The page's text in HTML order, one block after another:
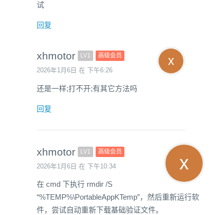
试
回复
xhmotor LV1 高级会员
2026年1月6日 在 下午6:26
还是一样;打不开;有其它方法吗
回复
xhmotor LV1 高级会员
2026年1月6日 在 下午10:34
在 cmd 下执行 rmdir /S
“%TEMP%\PortableAppKTemp”，然后重新运行软
件，尝试自动重新下载基础验证文件。